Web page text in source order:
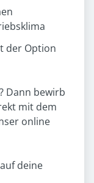
der Option
Dann bewirb
mit dem
online
deine